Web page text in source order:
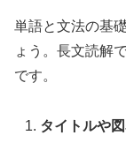
単語と文法の基
ょう。長文読解
です。
タイトルや